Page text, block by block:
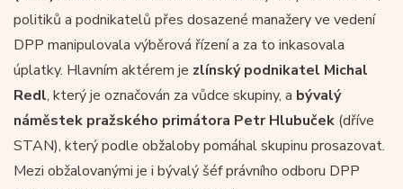
politiků a podnikatelů přes dosazené manažery ve vedení
DPP manipulovala výběrová řízení a za to inkasovala
úplatky. Hlavním aktérem je zlínský podnikatel Michal
Redl, který je označován za vůdce skupiny, a bývalý
náměstek pražského primátora Petr Hlubuček (dříve
STAN), který podle obžaloby pomáhal skupinu prosazovat.
Mezi obžalovanými je i bývalý šéf právního odboru DPP